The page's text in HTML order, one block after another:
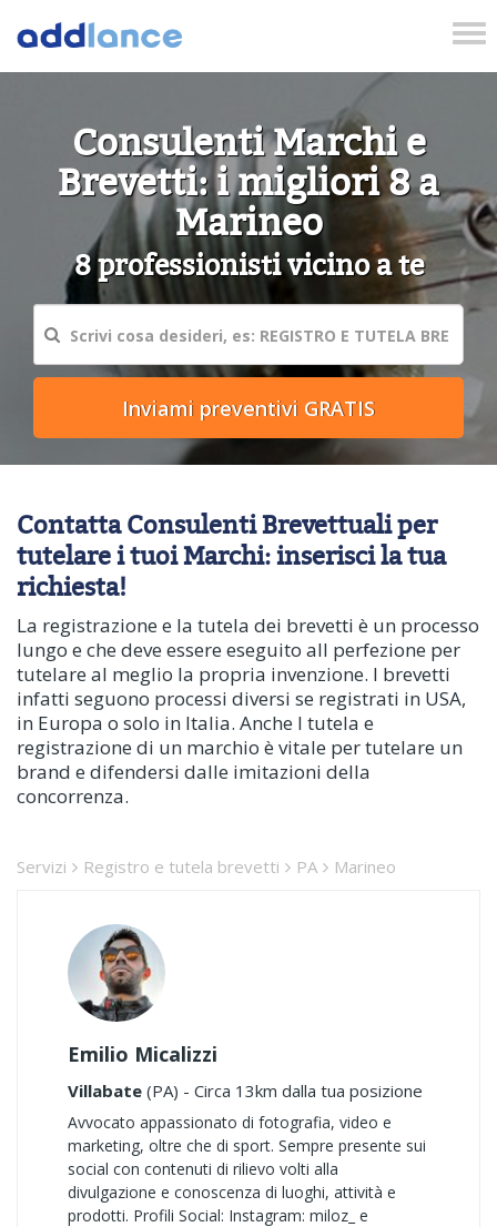
Consulenti Marchi e
Brevetti: i migliori 8 a
Marineo
8 professionisti vicino a te
Contatta Consulenti Brevettuali per
tutelare i tuoi Marchi: inserisci la tua
richiesta!
La registrazione e la tutela dei brevetti è un processo
lungo e che deve essere eseguito all perfezione per
tutelare al meglio la propria invenzione. I brevetti
infatti seguono processi diversi se registrati in USA,
in Europa o solo in Italia. Anche l tutela e
registrazione di un marchio è vitale per tutelare un
brand e difendersi dalle imitazioni della
concorrenza.
Servizi Registro e tutela brevetti PA Marineo
Emilio Micalizzi
Villabate (PA) - Circa 13km dalla tua posizione
Avvocato appassionato di fotografia, video e
marketing, oltre che di sport. Sempre presente sui
social con contenuti di rilievo volti alla
divulgazione e conoscenza di luoghi, attività e
prodotti. Profili Social: Instagram: miloz_ e